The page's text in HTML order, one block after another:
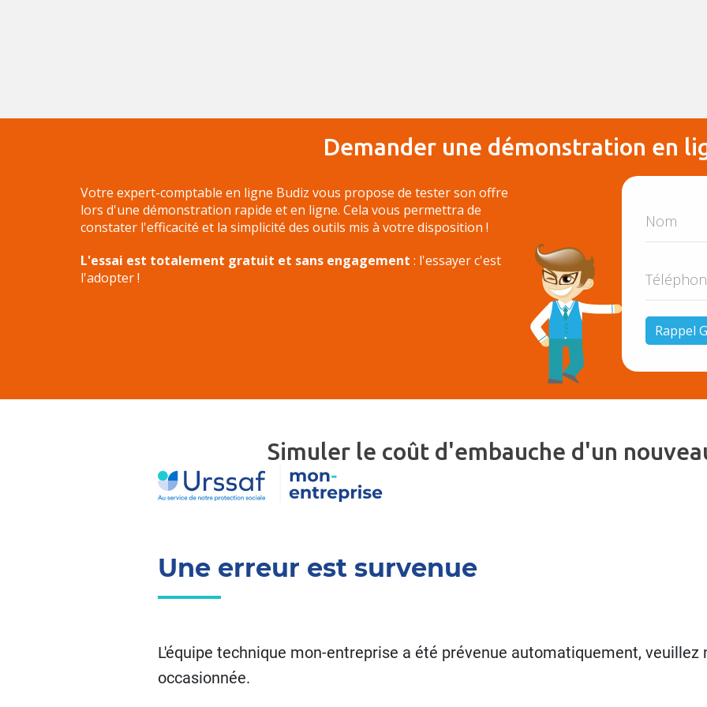
Demander une démonstration en
Votre expert-comptable en ligne Budiz vous propose de tester son offre
lors d'une démonstration rapide et en ligne. Cela vous permettra de
constater l'efficacité et la simplicité des outils mis à votre disposition !
L'essai est totalement gratuit et sans engagement : l'essayer c'est
l'adopter !
Simuler le coût d'embauche d'un